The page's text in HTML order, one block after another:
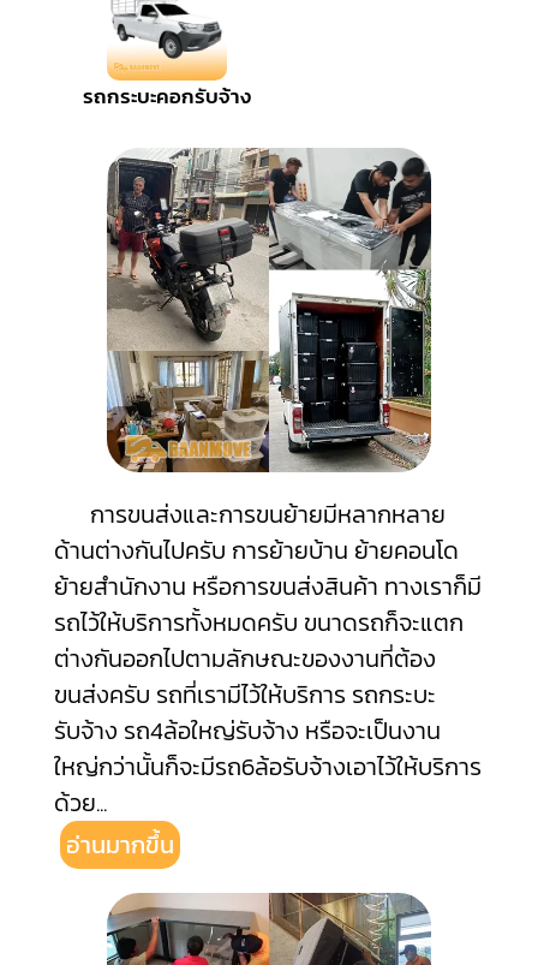
รถกระบะคอกรับจ้าง
การขนส่งและการขนย้ายมีหลากหลาย
ด้านต่างกันไปครับ การย้ายบ้าน ย้ายคอนโด
ย้ายสำนักงาน หรือการขนส่งสินค้า ทางเราก็มี
รถไว้ให้บริการทั้งหมดครับ ขนาดรถก็จะแตก
ต่างกันออกไปตามลักษณะของงานที่ต้อง
ขนส่งครับ รถที่เรามีไว้ให้บริการ รถกระบะ
รับจ้าง รถ4ล้อใหญ่รับจ้าง หรือจะเป็นงาน
ใหญ่กว่านั้นก็จะมีรถ6ล้อรับจ้างเอาไว้ให้บริการ
ด้วย...
อ่านมากขึ้น